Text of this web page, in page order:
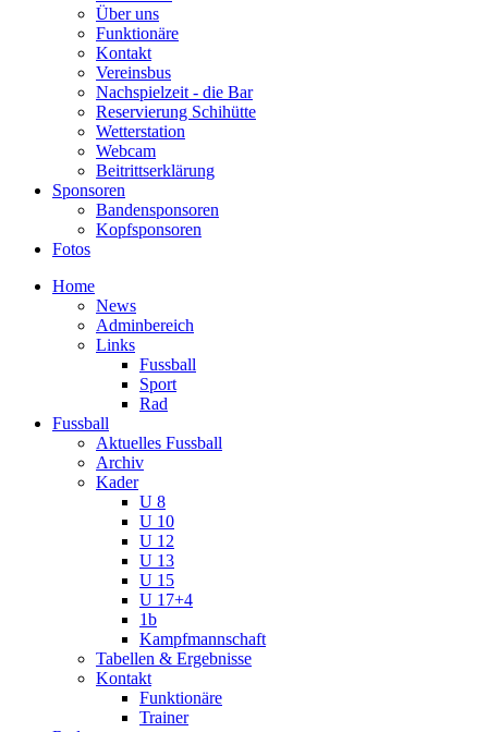
Über uns
Funktionäre
Kontakt
Vereinsbus
Nachspielzeit - die Bar
Reservierung Schihütte
Wetterstation
Webcam
Beitrittserklärung
Sponsoren
Bandensponsoren
Kopfsponsoren
Fotos
Home
News
Adminbereich
Links
Fussball
Sport
Rad
Fussball
Aktuelles Fussball
Archiv
Kader
U 8
U 10
U 12
U 13
U 15
U 17+4
1b
Kampfmannschaft
Tabellen & Ergebnisse
Kontakt
Funktionäre
Trainer